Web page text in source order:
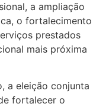
a ampliação
o fortalecimento
prestados
mais próxima
a eleição conjunta
fortalecer o